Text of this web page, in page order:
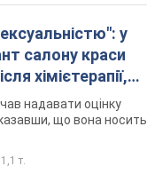
у
салону краси
хімієтерапії,
Фото
надавати оцінку
що вона носить
т.